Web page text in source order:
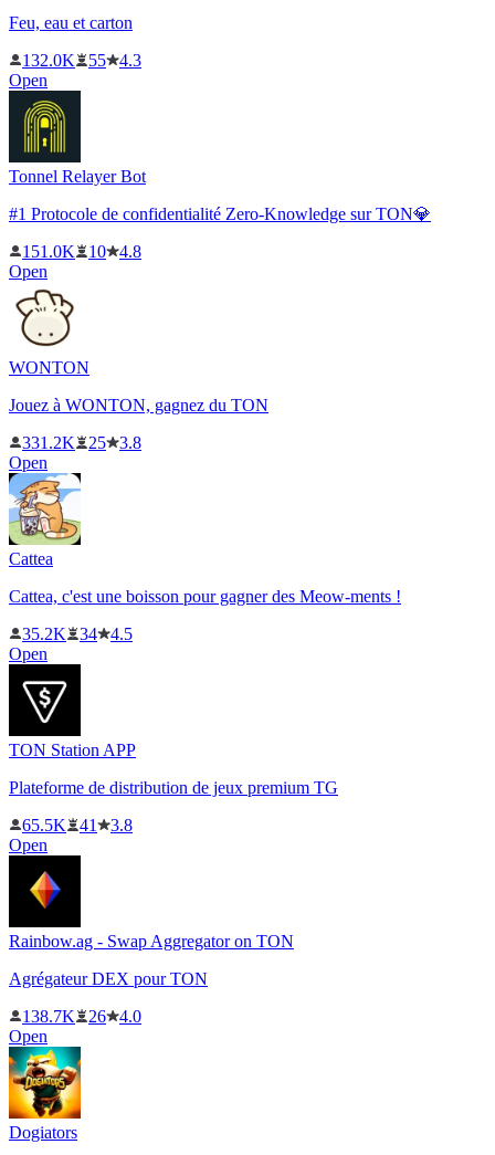
Feu, eau et carton
132.0K
55
4.3
Open
Tonnel Relayer Bot
#1 Protocole de confidentialité Zero-Knowledge sur TON💎
151.0K
10
4.8
Open
WONTON
Jouez à WONTON, gagnez du TON
331.2K
25
3.8
Open
Cattea
Cattea, c'est une boisson pour gagner des Meow-ments !
35.2K
34
4.5
Open
TON Station APP
Plateforme de distribution de jeux premium TG
65.5K
41
3.8
Open
Rainbow.ag - Swap Aggregator on TON
Agrégateur DEX pour TON
138.7K
26
4.0
Open
Dogiators